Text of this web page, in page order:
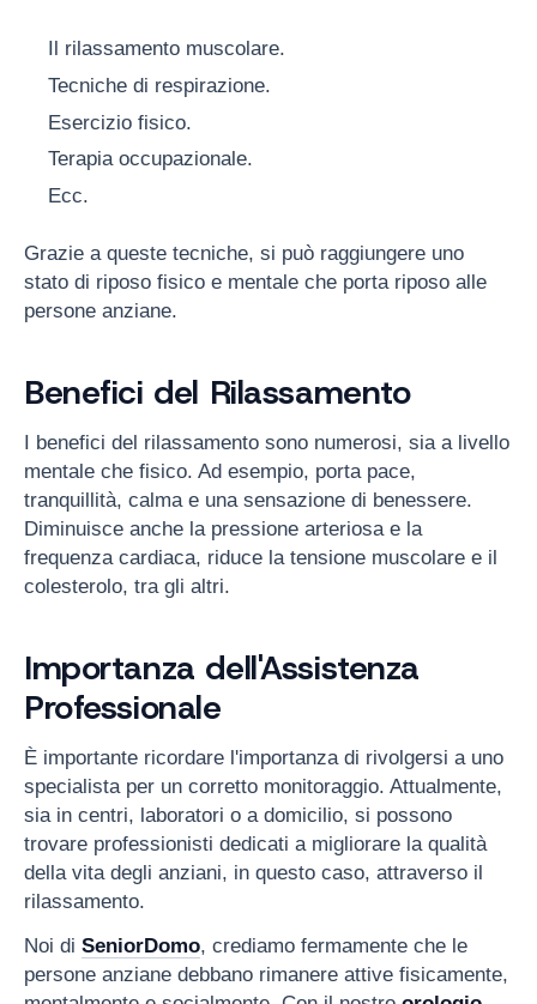
Il rilassamento muscolare.
Tecniche di respirazione.
Esercizio fisico.
Terapia occupazionale.
Ecc.
Grazie a queste tecniche, si può raggiungere uno
stato di riposo fisico e mentale che porta riposo alle
persone anziane.
Benefici del Rilassamento
I benefici del rilassamento sono numerosi, sia a livello
mentale che fisico. Ad esempio, porta pace,
tranquillità, calma e una sensazione di benessere.
Diminuisce anche la pressione arteriosa e la
frequenza cardiaca, riduce la tensione muscolare e il
colesterolo, tra gli altri.
Importanza dell'Assistenza
Professionale
È importante ricordare l'importanza di rivolgersi a uno
specialista per un corretto monitoraggio. Attualmente,
sia in centri, laboratori o a domicilio, si possono
trovare professionisti dedicati a migliorare la qualità
della vita degli anziani, in questo caso, attraverso il
rilassamento.
Noi di SeniorDomo, crediamo fermamente che le
persone anziane debbano rimanere attive fisicamente,